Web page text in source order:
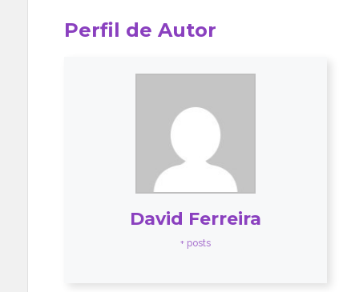
Perfil de Autor
David Ferreira
+ posts